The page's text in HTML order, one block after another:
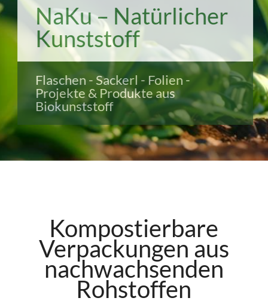
NaKu – Natürlicher
Kunststoff
Flaschen - Sackerl - Folien -
Projekte & Produkte aus
Biokunststoff
Kompostierbare
Verpackungen aus
nachwachsenden
Rohstoffen